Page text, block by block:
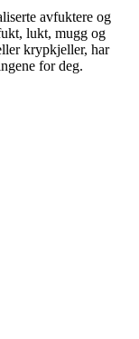
avfuktere og
lukt, mugg og
krypkjeller, har
for deg.